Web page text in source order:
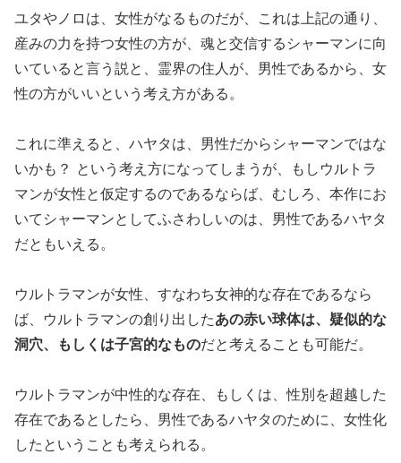
ユタやノロは、女性がなるものだが、これは上記の通り、
産みの力を持つ女性の方が、魂と交信するシャーマンに向
いていると言う説と、霊界の住人が、男性であるから、女
性の方がいいという考え方がある。
これに準えると、ハヤタは、男性だからシャーマンではな
いかも？ という考え方になってしまうが、もしウルトラ
マンが女性と仮定するのであるならば、むしろ、本作にお
いてシャーマンとしてふさわしいのは、男性であるハヤタ
だともいえる。
ウルトラマンが女性、すなわち女神的な存在であるなら
ば、ウルトラマンの創り出したあの赤い球体は、疑似的な
洞穴、もしくは子宮的なものだと考えることも可能だ。
ウルトラマンが中性的な存在、もしくは、性別を超越した
存在であるとしたら、男性であるハヤタのために、女性化
したということも考えられる。